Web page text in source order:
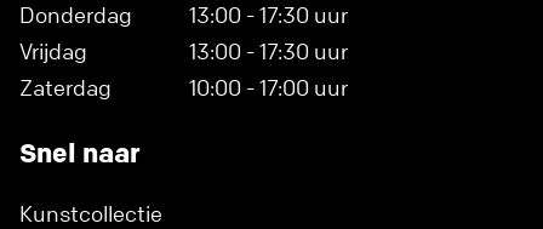
Donderdag
13:00 - 17:30 uur
Vrijdag
13:00 - 17:30 uur
Zaterdag
10:00 - 17:00 uur
Snel naar
Kunstcollectie